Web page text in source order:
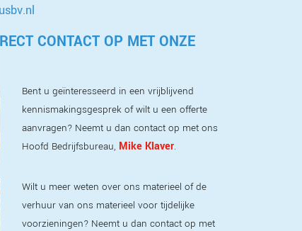
CONTACT OP MET ONZE
Bent u geïnteresseerd in een vrijblijvend
kennismakingsgesprek of wilt u een offerte
aanvragen? Neemt u dan contact op met ons
Hoofd Bedrijfsbureau, Mike Klaver.
Wilt u meer weten over ons materieel of de
verhuur van ons materieel voor tijdelijke
voorzieningen? Neemt u dan contact op met